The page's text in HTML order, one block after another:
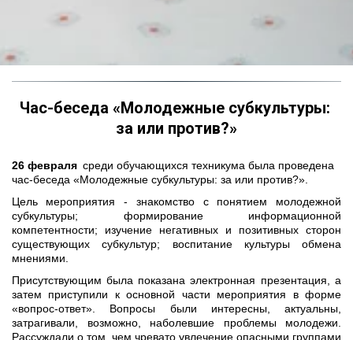
Час-беседа «Молодежные субкультуры:
за или против?»
26 февраля
  среди обучающихся техникума была проведена
час-беседа «Молодежные субкультуры: за или против?».
Цель мероприятия - знакомство с понятием молодежной
субкультуры; формирование информационной
компетентности; изучение негативных и позитивных сторон
существующих субкультур; воспитание культуры обмена
мнениями.
Присутствующим была показана электронная презентация, а
затем приступили к основной части мероприятия в форме
«вопрос-ответ». Вопросы были интересны, актуальны,
затрагивали, возможно, наболевшие проблемы молодежи.
Рассуждали о том, чем чревато увлечение опасными группами